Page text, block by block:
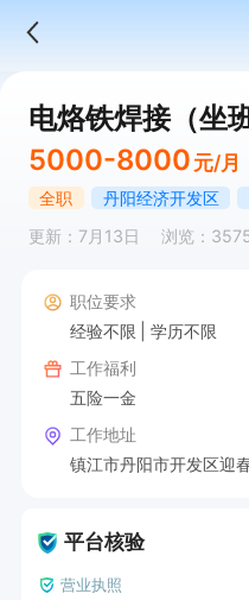
电烙铁焊接（坐
5000-8000 元/月
全职 丹阳经济开发区
更新：7月13日
浏览：
职位要求
经验不限
学历不限
工作福利
五险一金
工作地址
镇江市丹阳市开发区迎
平台核验
营业执照